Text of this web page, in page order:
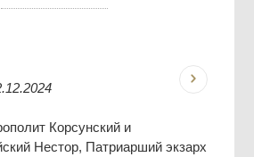
Корсунский и
Нестор, Патриарший экзарх